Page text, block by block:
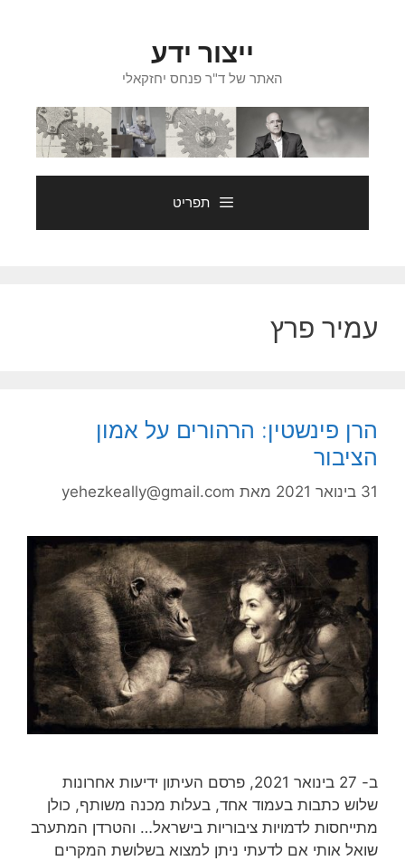
ייצור ידע
האתר של ד"ר פנחס יחזקאלי
תפריט
עמיר פרץ
הרן פינשטין: הרהורים על אמון
הציבור
31 בינואר 2021 מאת yehezkeally@gmail.com
ב- 27 בינואר 2021, פרסם העיתון ידיעות אחרונות
שלוש כתבות בעמוד אחד, בעלות מכנה משותף, כולן
מתייחסות לדמויות ציבוריות בישראל… והטרדן המתערב
שואל אותי אם לדעתי ניתן למצוא בשלושת המקרים